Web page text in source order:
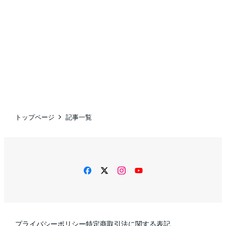
トップページ 記事一覧
facebooktwitterinstagram
YouTube
プライバシーポリシー特定商取引法に関する表記